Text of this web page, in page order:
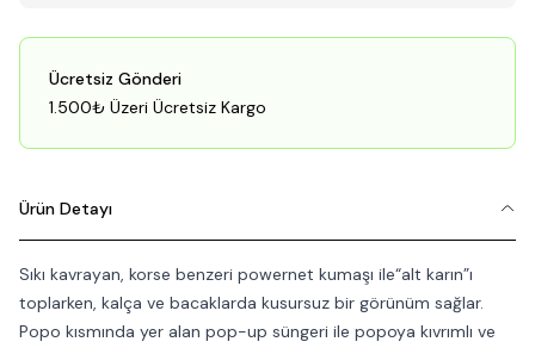
Ücretsiz Gönderi
1.500₺ Üzeri Ücretsiz Kargo
Ürün Detayı
Sıkı kavrayan, korse benzeri powernet kumaşı ile“alt karın”ı
toplarken, kalça ve bacaklarda kusursuz bir görünüm sağlar.
Popo kısmında yer alan pop-up süngeri ile popoya kıvrımlı ve